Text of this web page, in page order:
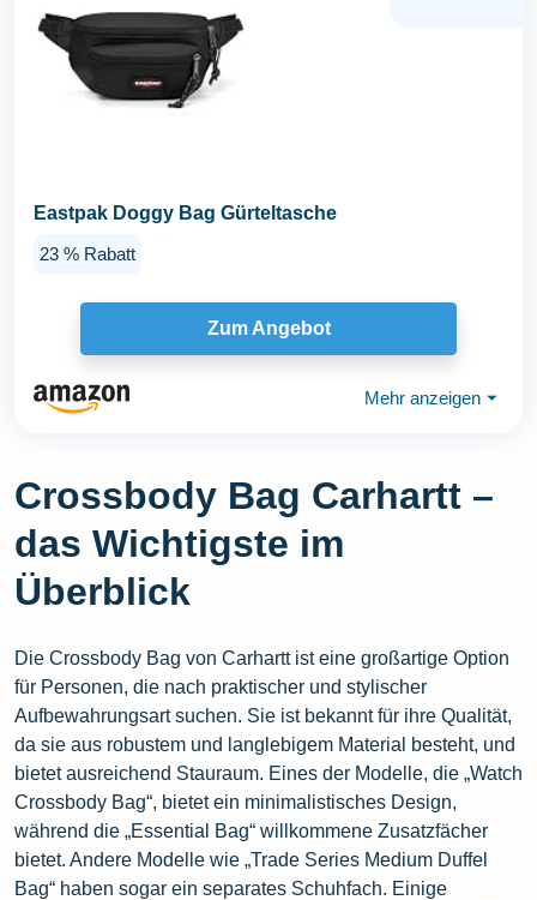
Eastpak Doggy Bag Gürteltasche
23 % Rabatt
Zum Angebot
Mehr anzeigen ⏷
Crossbody Bag Carhartt –
das Wichtigste im
Überblick
Die Crossbody Bag von Carhartt ist eine großartige Option
für Personen, die nach praktischer und stylischer
Aufbewahrungsart suchen. Sie ist bekannt für ihre Qualität,
da sie aus robustem und langlebigem Material besteht, und
bietet ausreichend Stauraum. Eines der Modelle, die „Watch
Crossbody Bag“, bietet ein minimalistisches Design,
während die „Essential Bag“ willkommene Zusatzfächer
bietet. Andere Modelle wie „Trade Series Medium Duffel
Bag“ haben sogar ein separates Schuhfach. Einige